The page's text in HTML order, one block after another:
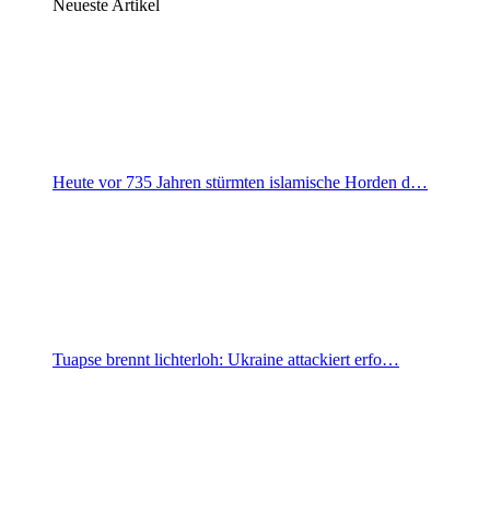
Neueste Artikel
Heute vor 735 Jahren stürmten islamische Horden d…
Tuapse brennt lichterloh: Ukraine attackiert erfo…